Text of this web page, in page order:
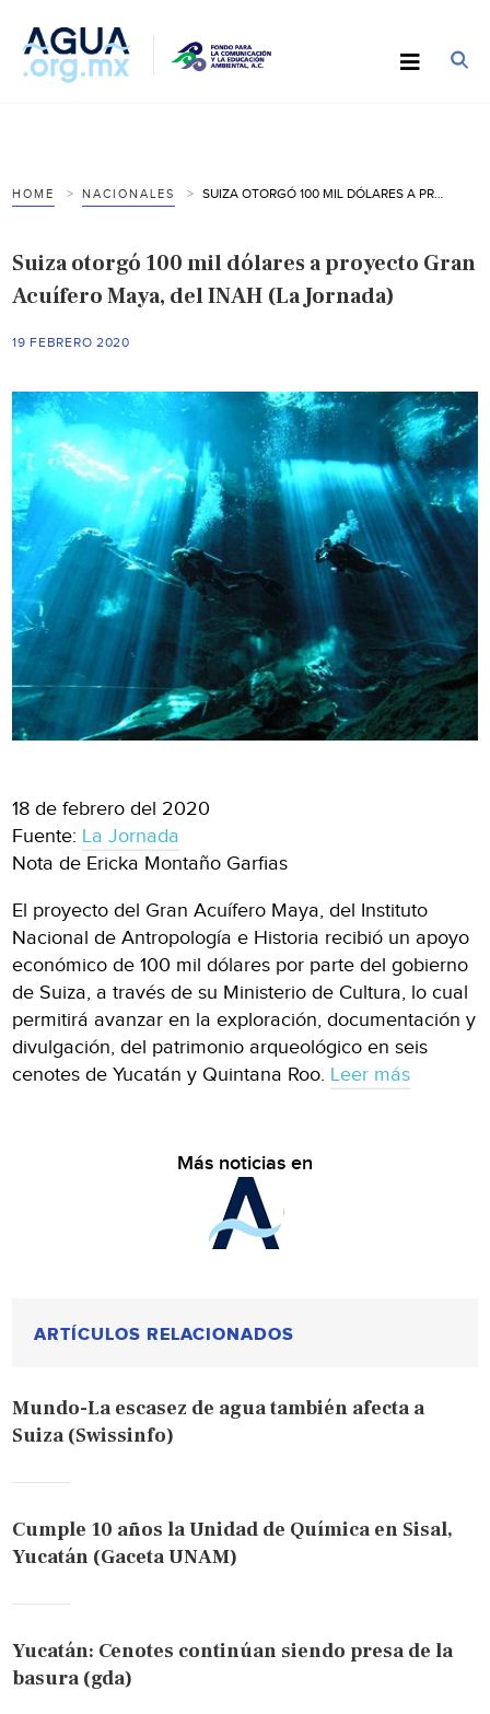
HOME NACIONALES
Suiza otorgó 100 mil dólares a proyecto Gran
Acuífero Maya, del INAH (La Jornada)
19 FEBRERO 2020
18 de febrero del 2020
Fuente: La Jornada
Nota de Ericka Montaño Garfias
El proyecto del Gran Acuífero Maya, del Instituto
Nacional de Antropología e Historia recibió un apoyo
económico de 100 mil dólares por parte del gobierno
de Suiza, a través de su Ministerio de Cultura, lo cual
permitirá avanzar en la exploración, documentación y
divulgación, del patrimonio arqueológico en seis
cenotes de Yucatán y Quintana Roo. Leer más
Más noticias en
ARTÍCULOS RELACIONADOS
Mundo-La escasez de agua también afecta a
Suiza (Swissinfo)
Cumple 10 años la Unidad de Química en Sisal,
Yucatán (Gaceta UNAM)
Yucatán: Cenotes continúan siendo presa de la
basura (gda)